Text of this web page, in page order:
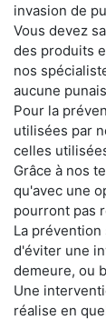
invasion de
Vous devez
des produits
nos
aucune
Pour la
utilisées par
celles
Grâce à nos
qu'avec une
pourront pas
La
d'éviter une
demeure, ou
Une
réalise en